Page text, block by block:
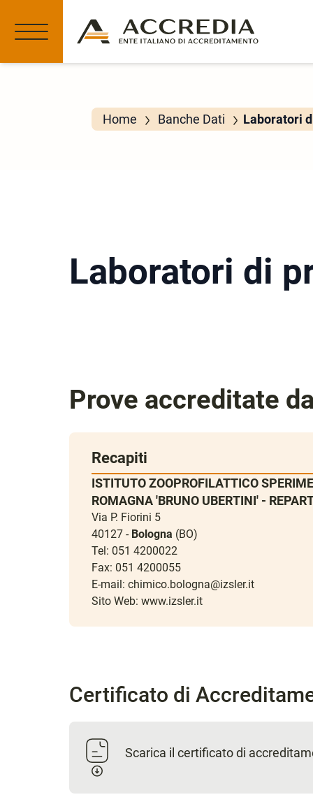
Home Banche Dati Laboratori
Laboratori di
Prove accreditate
Recapiti
ISTITUTO ZOOPROFILATTICO
ROMAGNA 'BRUNO UBERTINI' -
Via P. Fiorini 5
40127 - Bologna (BO)
Tel: 051 4200022
Fax: 051 4200055
E-mail: chimico.bologna@izsler.it
Sito Web: www.izsler.it
Certificato di
Scarica il certificato di